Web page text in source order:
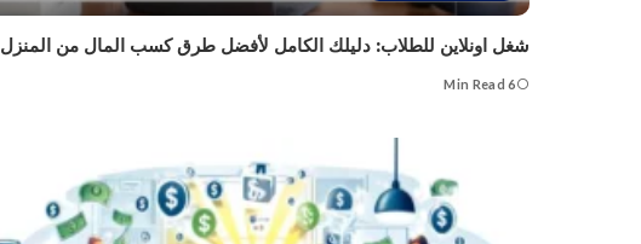
شغل اونلاين للطلاب: دليلك الكامل لأفضل طرق كسب المال من المنزل
6 Min Read